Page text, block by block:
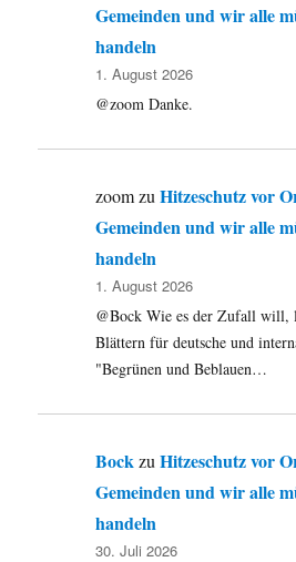
Gemeinden und wir alle
handeln
1. August 2026
@zoom Danke.
zoomzuHitzeschutz vor
Gemeinden und wir alle
handeln
1. August 2026
@Bock Wie es der Zufall will,
Blättern für deutsche und
"Begrünen und Beblauen…
BockzuHitzeschutz vor
Gemeinden und wir alle
handeln
30. Juli 2026